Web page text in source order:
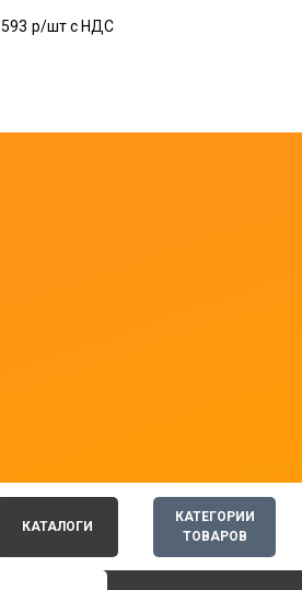
593 р/шт c НДС
КАТЕГОРИИ
ТОВАРОВ
КАТАЛОГИ